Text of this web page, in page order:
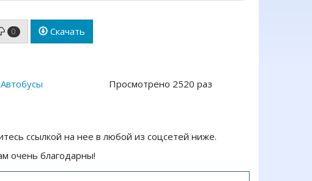
0 Скачать
Автобусы
Просмотрено 2520 раз
ссылкой на нее в любой из соцсетей ниже.
очень благодарны!